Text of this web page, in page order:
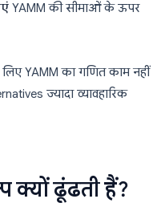
YAMM की सीमाओं के ऊपर
YAMM का गणित काम नहीं
ज्यादा व्यावहारिक
क्यों ढूंढती हैं?